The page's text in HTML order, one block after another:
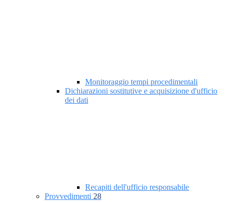
Monitoraggio tempi procedimentali
Dichiarazioni sostitutive e acquisizione d'ufficio
dei dati
Recapiti dell'ufficio responsabile
Provvedimenti 28